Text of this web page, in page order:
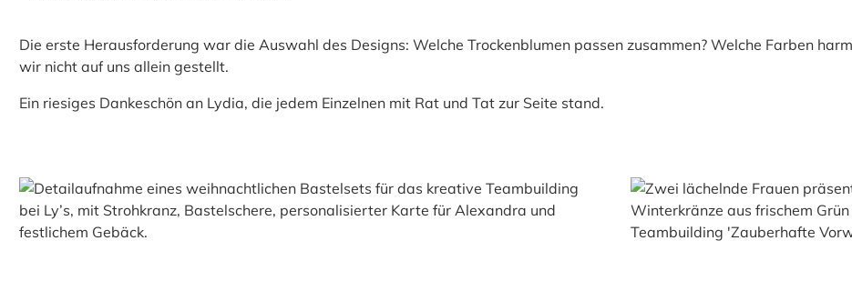
Die erste Herausforderung war die Auswahl des Designs: Welche Trockenblumen passen zusammen? Welche Farben
wir nicht auf uns allein gestellt.
Ein riesiges Dankeschön an Lydia, die jedem Einzelnen mit Rat und Tat zur Seite stand.